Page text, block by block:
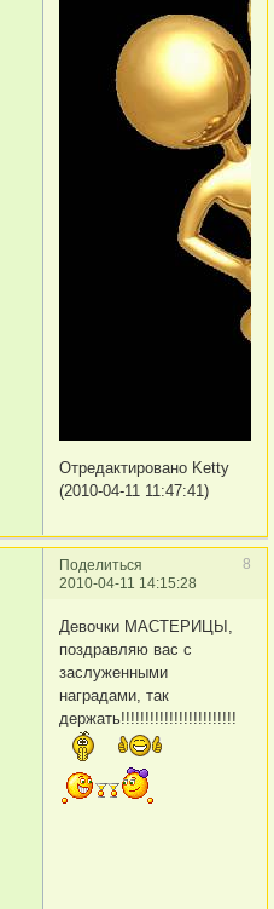
Отредактировано Ketty
(2010-04-11 11:47:41)
Поделиться
8
2010-04-11 14:15:28
Девочки МАСТЕРИЦЫ,
поздравляю вас с
заслуженными
наградами, так
держать!!!!!!!!!!!!!!!!!!!!!!!!